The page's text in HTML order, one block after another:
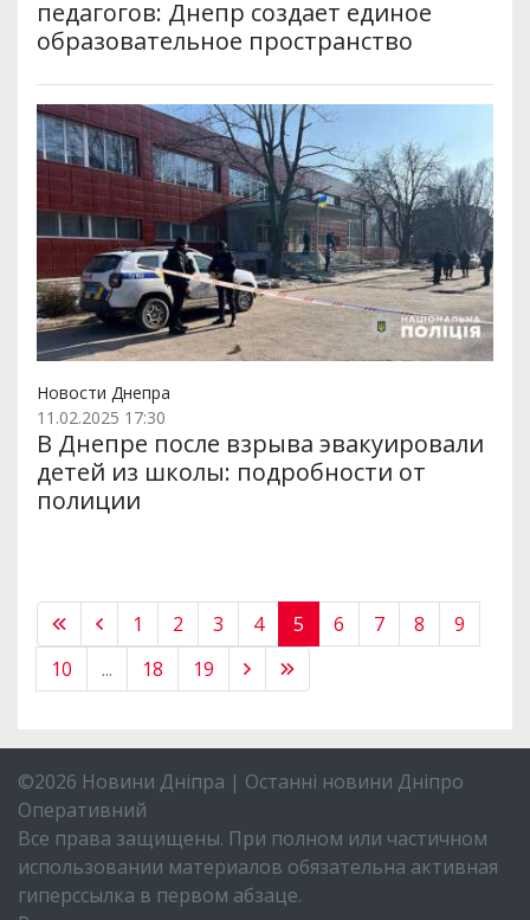
педагогов: Днепр создает единое
образовательное пространство
Новости Днепра
11.02.2025 17:30
В Днепре после взрыва эвакуировали
детей из школы: подробности от
полиции
1 2 3 4 5 6 7 8
9
10
... 18 19
©2026 Новини Дніпра | Останні новини Дніпро
Оперативний
Все права защищены. При полном или частичном
использовании материалов обязательна активная
гиперссылка в первом абзаце.